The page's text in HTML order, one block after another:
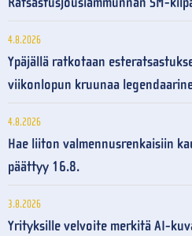
4.8.2026
Ypäjällä ratkotaan
viikonlopun kruunaa
4.8.2026
Hae liiton valmennusrenkaisiin
päättyy 16.8.
3.8.2026
Yrityksille velvoite merkitä AI-